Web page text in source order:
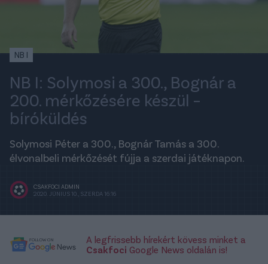
NB I
NB I: Solymosi a 300., Bognár a
200. mérkőzésére készül –
bíróküldés
Solymosi Péter a 300., Bognár Tamás a 300.
élvonalbeli mérkőzését fújja a szerdai játéknapon.
CSAKFOCI ADMIN
2020. JÚNIUS 10., SZERDA 16:16
A legfrissebb hírekért kövess minket a
Csakfoci Google News oldalán is!